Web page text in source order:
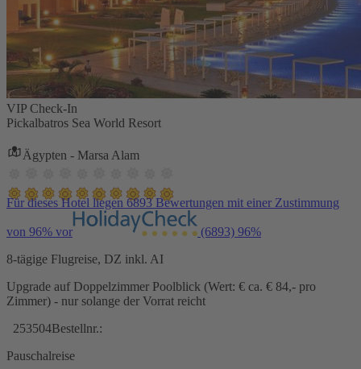
VIP Check-In
Pickalbatros Sea World Resort
Ägypten - Marsa Alam
Für dieses Hotel liegen 6893 Bewertungen mit einer Zustimmung
von 96% vor (6893) 96%
8-tägige Flugreise, DZ inkl. AI
Upgrade auf Doppelzimmer Poolblick (Wert: € ca. € 84,- pro
Zimmer) - nur solange der Vorrat reicht
253504Bestellnr.:
Pauschalreise